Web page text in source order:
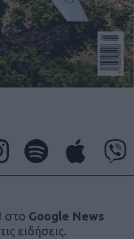
στο Google News
ειδήσεις.